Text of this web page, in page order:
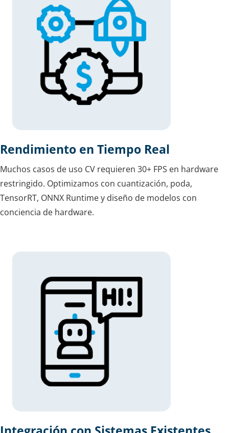
Rendimiento en Tiempo Real
Muchos casos de uso CV requieren 30+ FPS en hardware
restringido. Optimizamos con cuantización, poda,
TensorRT, ONNX Runtime y diseño de modelos con
conciencia de hardware.